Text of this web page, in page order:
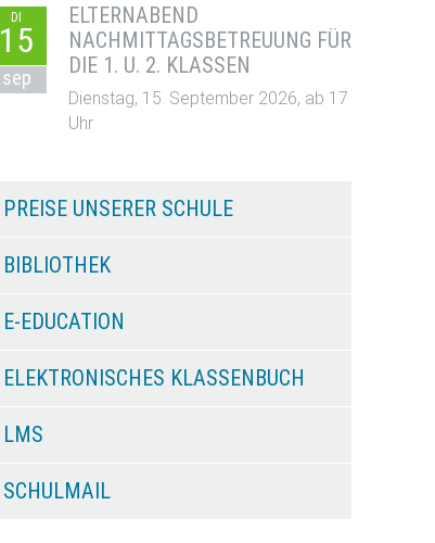
DI
15
sep
ELTERNABEND
NACHMITTAGSBETREUUNG FÜR
DIE 1. U. 2. KLASSEN
Dienstag, 15. September 2026, ab 17
Uhr
PREISE UNSERER SCHULE
BIBLIOTHEK
E-EDUCATION
ELEKTRONISCHES KLASSENBUCH
LMS
SCHULMAIL